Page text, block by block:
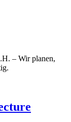
– Wir planen,